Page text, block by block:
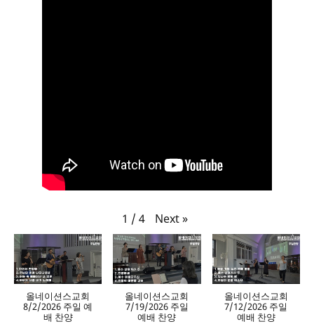
1 / 4 Next»
올네이션스교회
8/2/2026 주일 예
배 찬양
올네이션스교회
7/19/2026 주일
예배 찬양
올네이션스교회
7/12/2026 주일
예배 찬양